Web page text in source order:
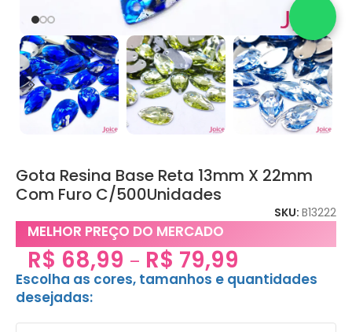
Gota Resina Base Reta 13mm X 22mm
Com Furo C/500Unidades
SKU: B13222
MELHOR PREÇO DO MERCADO
R$ 68,99 – R$ 79,99
Escolha as cores, tamanhos e quantidades
desejadas: